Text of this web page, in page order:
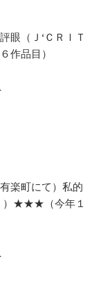
眼（Ｊ‘ＣＲＩＴ
品目）
楽町にて）私的
）★★★（今年１